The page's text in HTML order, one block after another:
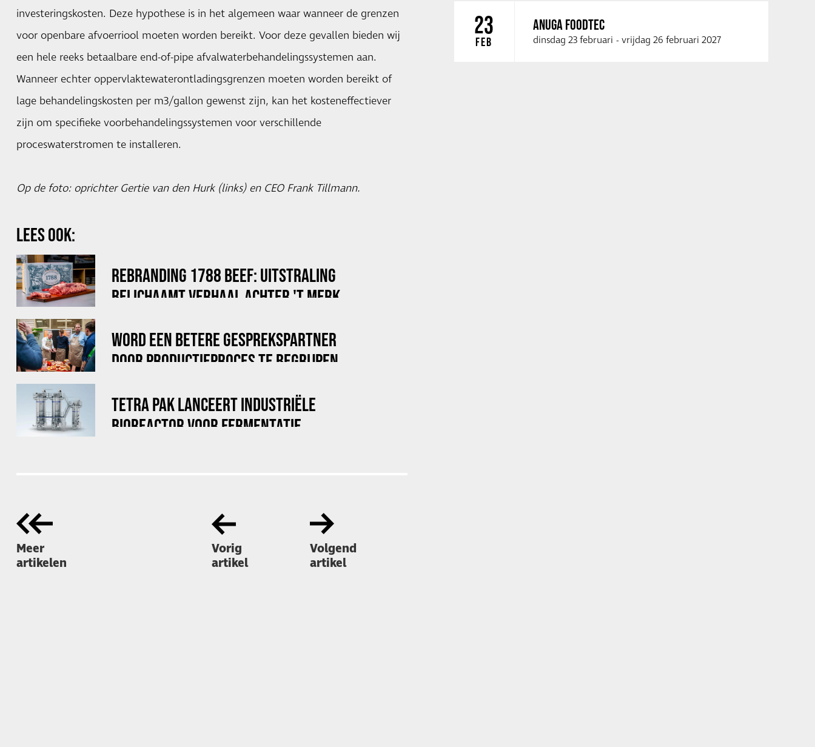
investeringskosten. Deze hypothese is in het algemeen waar wanneer de grenzen
voor openbare afvoerriool moeten worden bereikt. Voor deze gevallen bieden wij
een hele reeks betaalbare end-of-pipe afvalwaterbehandelingssystemen aan.
Wanneer echter oppervlaktewaterontladingsgrenzen moeten worden bereikt of
lage behandelingskosten per m3/gallon gewenst zijn, kan het kosteneffectiever
zijn om specifieke voorbehandelingssystemen voor verschillende
proceswaterstromen te installeren.
Op de foto: oprichter Gertie van den Hurk (links) en CEO Frank Tillmann.
LEES OOK:
REBRANDING 1788 BEEF: UITSTRALING
BELICHAAMT VERHAAL ACHTER 'T MERK
WORD EEN BETERE GESPREKSPARTNER
DOOR PRODUCTIEPROCES TE BEGRIJPEN
TETRA PAK LANCEERT INDUSTRIËLE
BIOREACTOR VOOR FERMENTATIE
Meer
artikelen
Vorig
artikel
Volgend
artikel
23
FEB
ANUGA FOODTEC
dinsdag 23 februari - vrijdag 26 februari 2027